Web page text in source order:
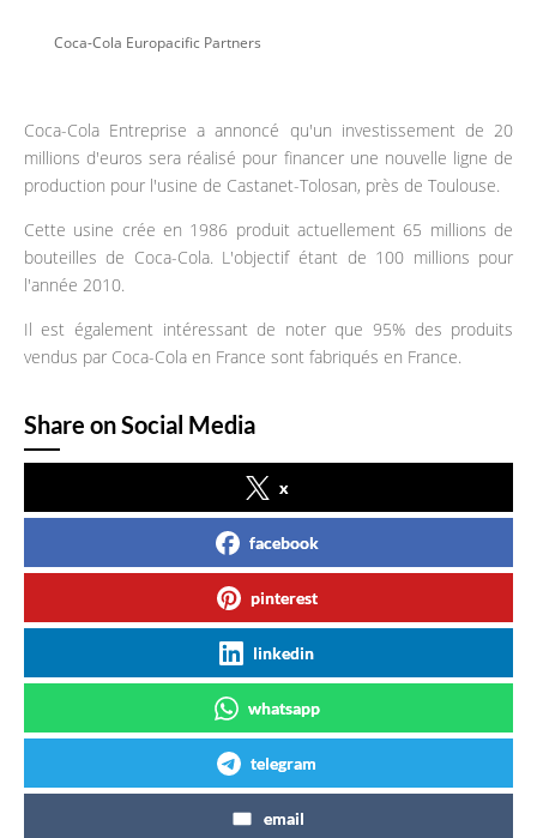
Coca-Cola Europacific Partners
Coca-Cola Entreprise a annoncé qu'un investissement de 20
millions d'euros sera réalisé pour financer une nouvelle ligne de
production pour l'usine de Castanet-Tolosan, près de Toulouse.
Cette usine crée en 1986 produit actuellement 65 millions de
bouteilles de Coca-Cola. L'objectif étant de 100 millions pour
l'année 2010.
Il est également intéressant de noter que 95% des produits
vendus par Coca-Cola en France sont fabriqués en France.
Share on Social Media
x
facebook
pinterest
linkedin
whatsapp
telegram
email